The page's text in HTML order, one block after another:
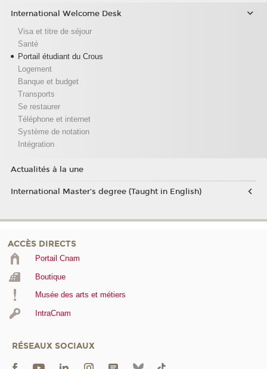
International Welcome Desk
Visa et titre de séjour
Santé
Portail étudiant du Crous
Logement
Banque et budget
Transports
Se restaurer
Téléphone et internet
Système de notation
Intégration
Actualités à la une
International Master's degree (Taught in English)
ACCÈS DIRECTS
Portail Cnam
Boutique
Musée des arts et métiers
IntraCnam
RÉSEAUX SOCIAUX